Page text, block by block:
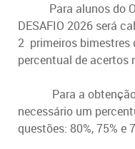
Para alunos do
DESAFIO 2026 será
2 primeiros bimestres
percentual de acertos
Para a obtenção
necessário um
questões: 80%, 75% e